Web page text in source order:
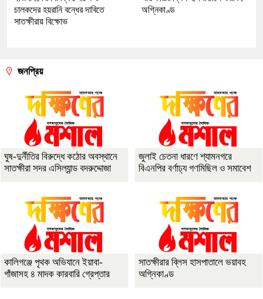
চালকদের হয়রানি বন্ধের দাবিতে
সাতক্ষীরায় বিক্ষোভ
অগ্নিকাণ্ড
জনপ্রিয়
ঘুষ-দুর্নীতির বিরুদ্ধে কঠোর অবস্থানে
সাতক্ষীরা সদর এসিল্যান্ড বদরুদ্দোজা
জুলাই চেতনা ধারণে শ্যামনগরে
বিএনপির বর্ণাঢ্য গণমিছিল ও সমাবেশ
কালিগঞ্জে পৃথক অভিযানে ইয়াবা-
গাঁজাসহ ৪ মাদক কারবারি গ্রেপ্তার
সাতক্ষীরার ব্লিস হাসপাতালে ভয়াবহ
অগ্নিকাণ্ড